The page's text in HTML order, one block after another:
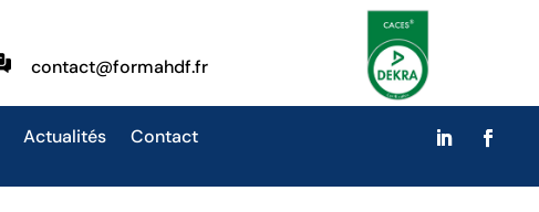
contact@formahdf.fr
Actualités
Contact